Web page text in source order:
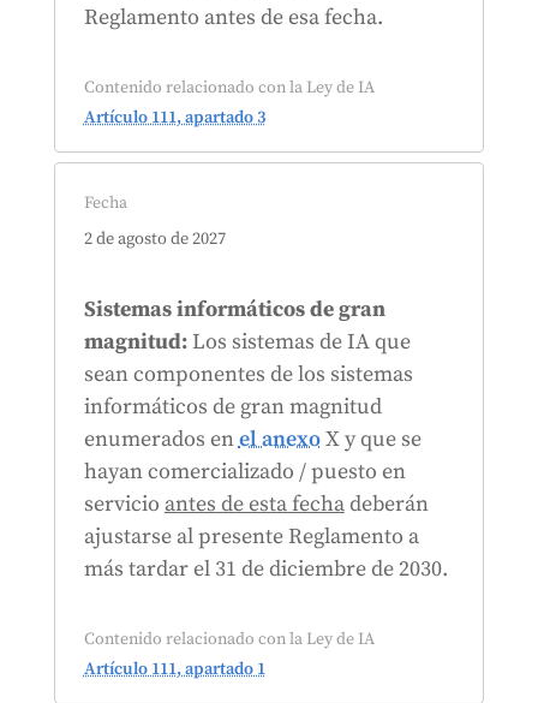
Reglamento antes de esa fecha.
Contenido relacionado con la Ley de IA
Artículo 111, apartado 3
Fecha
2 de agosto de 2027
Sistemas informáticos de gran
magnitud:Los sistemas de IA que
sean componentes de los sistemas
informáticos de gran magnitud
enumerados enel anexoX y que se
hayan comercializado / puesto en
servicio antes de esta fechadeberán
ajustarse al presente Reglamento a
más tardar el 31 de diciembre de 2030.
Contenido relacionado con la Ley de IA
Artículo 111, apartado 1